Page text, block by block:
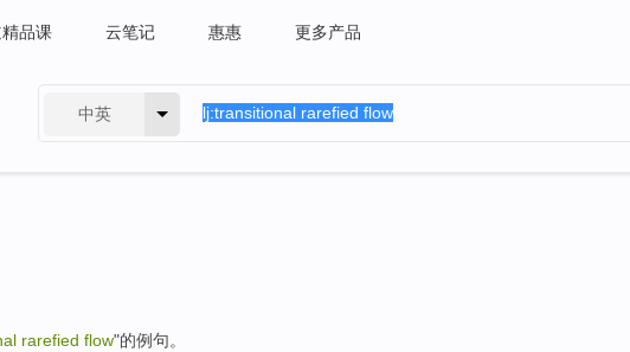
品课 云笔记 惠惠 更多产品
中英
rarefied flow"的例句。